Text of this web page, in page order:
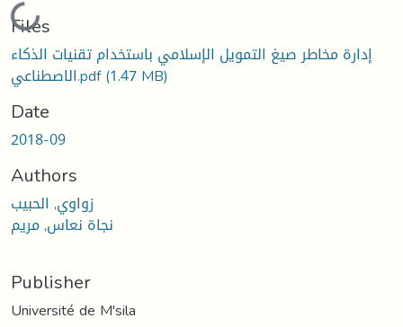
Loading...
Files
إدارة مخاطر صيغ التمويل الإسلامي باستخدام تقنيات الذكاء
الاصطناعي.pdf(1.47 MB)
Date
2018-09
Authors
زواوي, الحبيب
نجاة نعاس, مريم
Publisher
Université de M'sila